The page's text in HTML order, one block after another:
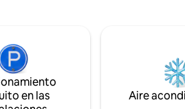
disfrutará de una
mientras está en el centro
cultural y auténtica de
en las
Aire